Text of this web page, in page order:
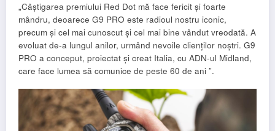
„Câștigarea premiului Red Dot mă face fericit și foarte
mândru, deoarece G9 PRO este radioul nostru iconic,
precum și cel mai cunoscut și cel mai bine vândut vreodată. A
evoluat de-a lungul anilor, urmând nevoile clienților noștri. G9
PRO a conceput, proiectat și creat Italia, cu ADN-ul Midland,
care face lumea să comunice de peste 60 de ani ”.